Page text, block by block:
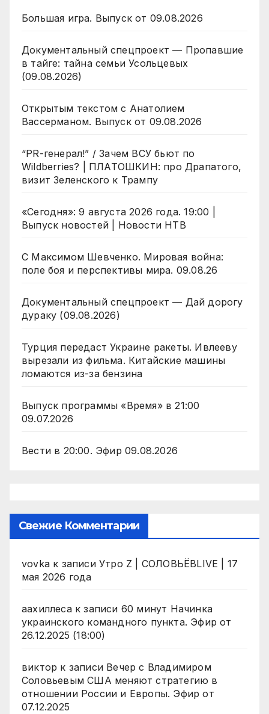
Большая игра. Выпуск от 09.08.2026
Документальный спецпроект — Пропавшие
в тайге: тайна семьи Усольцевых
(09.08.2026)
Открытым текстом с Анатолием
Вассерманом. Выпуск от 09.08.2026
“PR-генерал!” / Зачем ВСУ бьют по
Wildberries? | ПЛАТОШКИН: про Драпатого,
визит Зеленского к Трампу
«Сегодня»: 9 августа 2026 года. 19:00 |
Выпуск новостей | Новости НТВ
С Максимом Шевченко. Мировая война:
поле боя и перспективы мира. 09.08.26
Документальный спецпроект — Дай дорогу
дураку (09.08.2026)
Турция передаст Украине ракеты. Ивлееву
вырезали из фильма. Китайские машины
ломаются из-за бензина
Выпуск программы «Время» в 21:00
09.07.2026
Вести в 20:00. Эфир 09.08.2026
Свежие Комментарии
vovka к записи Утро Z | СОЛОВЬЁВLIVE | 17
мая 2026 года
аахиллесак записи 60 минут Начинка
украинского командного пункта. Эфир от
26.12.2025 (18:00)
виктор к записи Вечер с Владимиром
Соловьевым США меняют стратегию в
отношении России и Европы. Эфир от
07.12.2025